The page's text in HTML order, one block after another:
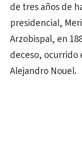
de tres años de
presidencial,
Arzobispal, en
deceso, ocurrido
Alejandro Nouel.